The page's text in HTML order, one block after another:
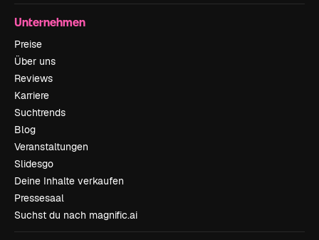
Unternehmen
Preise
Über uns
Reviews
Karriere
Suchtrends
Blog
Veranstaltungen
Slidesgo
Deine Inhalte verkaufen
Pressesaal
Suchst du nach magnific.ai